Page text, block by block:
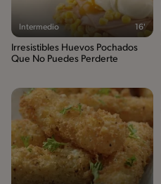
Intermedio 16'
Irresistibles Huevos Pochados
Que No Puedes Perderte